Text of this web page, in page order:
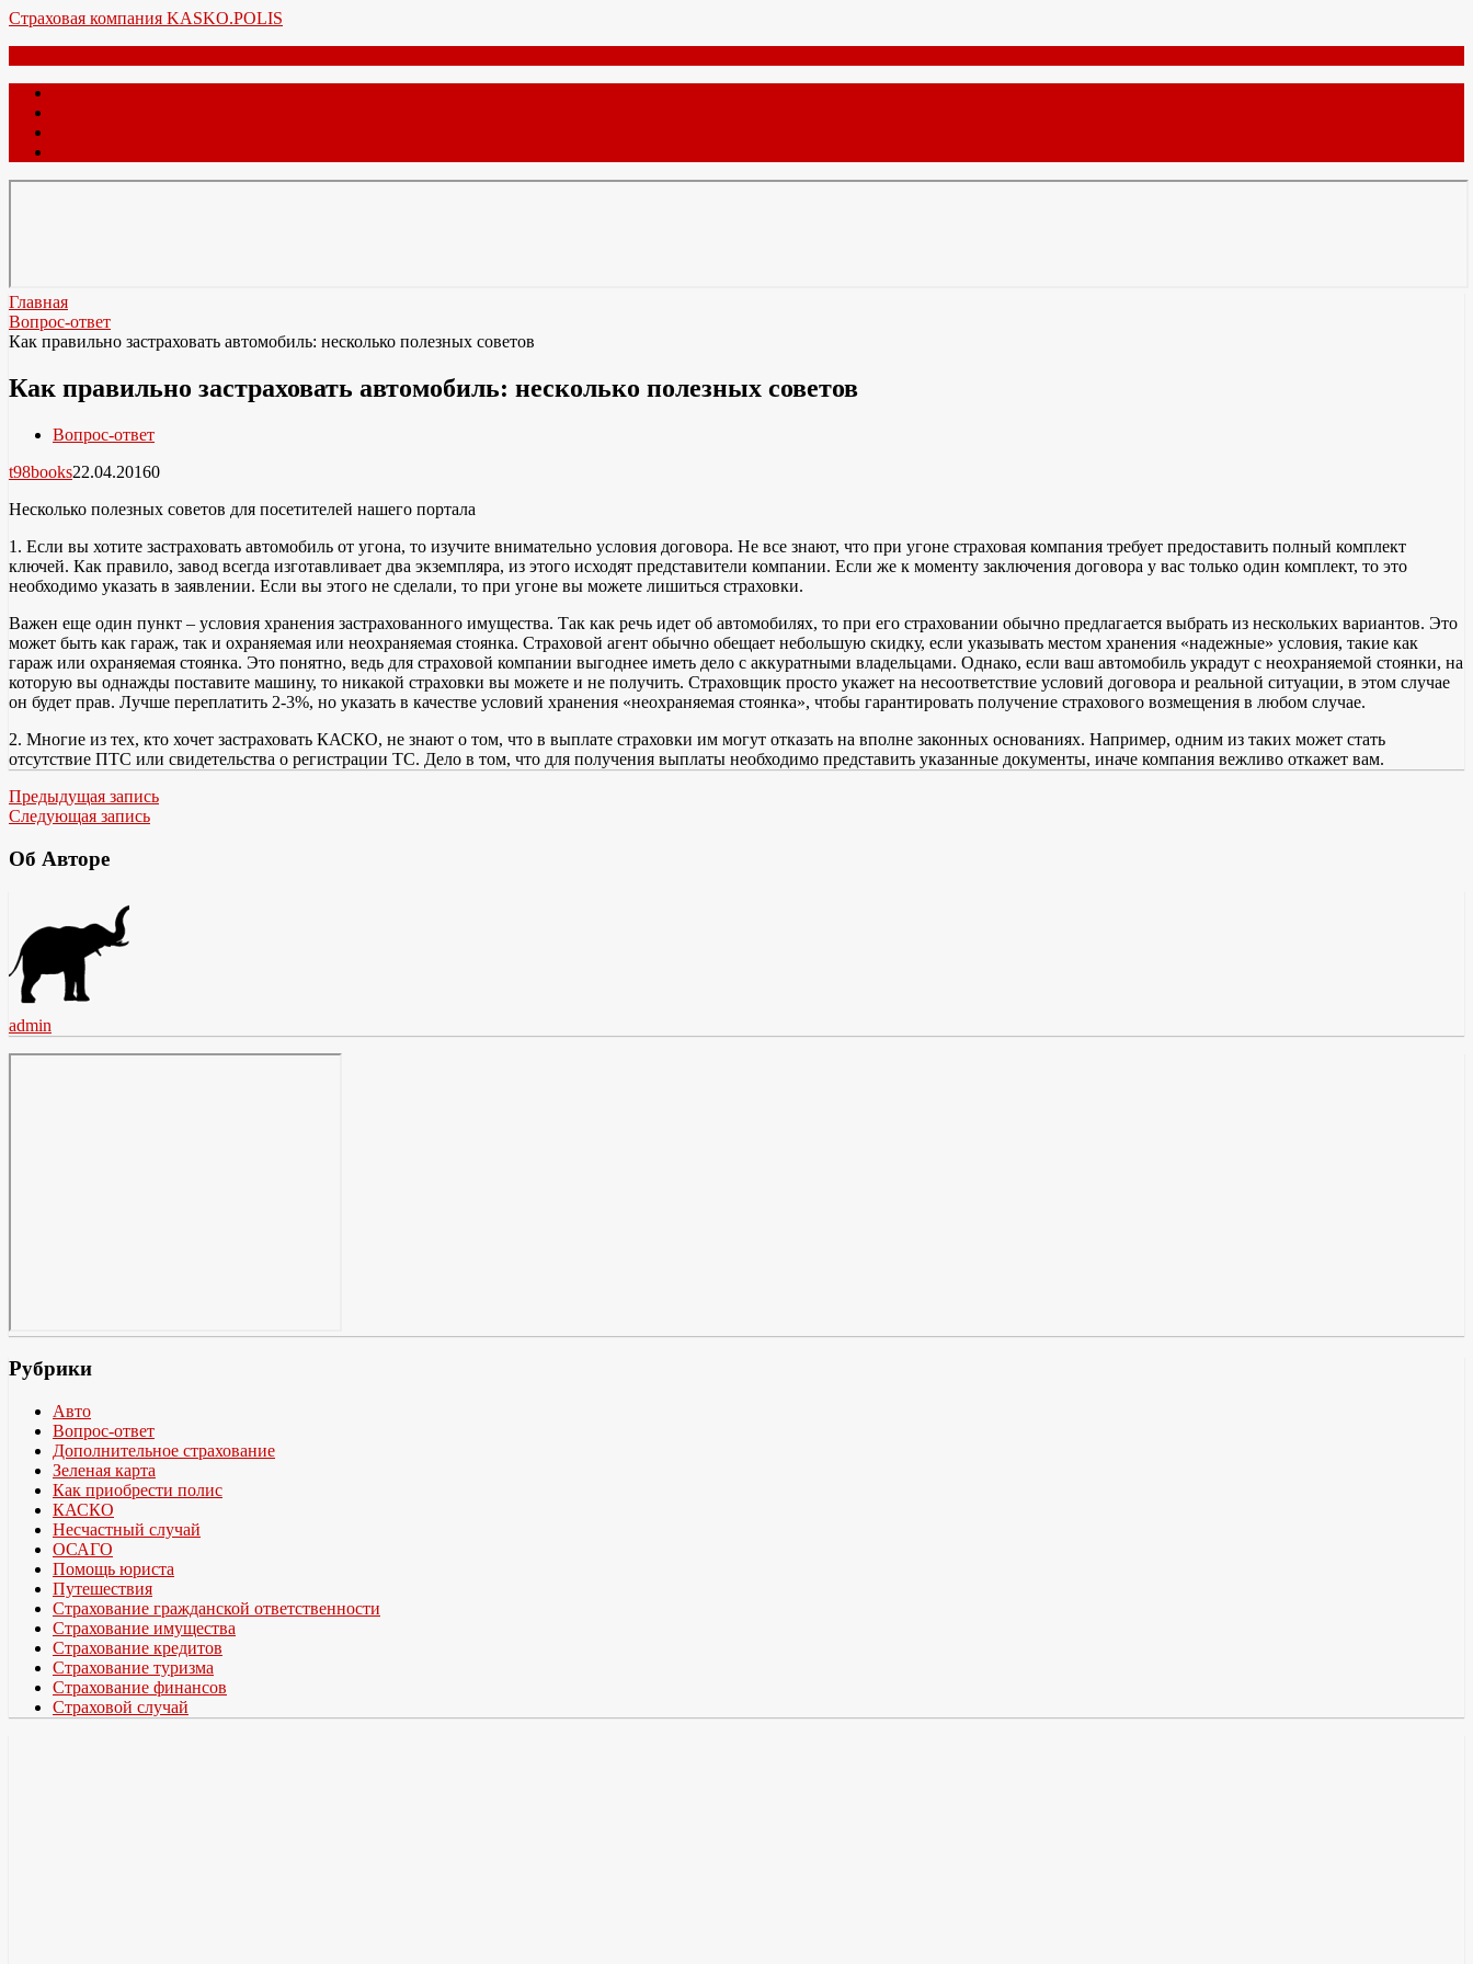
Перейти
Страховая компания KASKO.POLIS
Главная
Вопрос-ответ
Как правильно застраховать автомобиль: несколько полезных советов
Как правильно застраховать автомобиль: несколько полезных советов
Вопрос-ответ
t98books22.04.20160
Несколько полезных советов для посетителей нашего портала
1. Если вы хотите застраховать автомобиль от угона, то изучите внимательно условия договора. Не все знают, что при угоне страховая компания требует предоставить полный комплект
ключей. Как правило, завод всегда изготавливает два экземпляра, из этого исходят представители компании. Если же к моменту заключения договора у вас только один комплект, то это
необходимо указать в заявлении. Если вы этого не сделали, то при угоне вы можете лишиться страховки.
Важен еще один пункт – условия хранения застрахованного имущества. Так как речь идет об автомобилях, то при его страховании обычно предлагается выбрать из нескольких вариантов. Это
может быть как гараж, так и охраняемая или неохраняемая стоянка. Страховой агент обычно обещает небольшую скидку, если указывать местом хранения «надежные» условия, такие как
гараж или охраняемая стоянка. Это понятно, ведь для страховой компании выгоднее иметь дело с аккуратными владельцами. Однако, если ваш автомобиль украдут с неохраняемой стоянки, на
которую вы однажды поставите машину, то никакой страховки вы можете и не получить. Страховщик просто укажет на несоответствие условий договора и реальной ситуации, в этом случае
он будет прав. Лучше переплатить 2-3%, но указать в качестве условий хранения «неохраняемая стоянка», чтобы гарантировать получение страхового возмещения в любом случае.
2. Многие из тех, кто хочет застраховать КАСКО, не знают о том, что в выплате страховки им могут отказать на вполне законных основаниях. Например, одним из таких может стать
отсутствие ПТС или свидетельства о регистрации ТС. Дело в том, что для получения выплаты необходимо представить указанные документы, иначе компания вежливо откажет вам.
Предыдущая запись
Следующая запись
Об Авторе
admin
Рубрики
Авто
Вопрос-ответ
Дополнительное страхование
Зеленая карта
Как приобрести полис
КАСКО
Несчастный случай
ОСАГО
Помощь юриста
Путешествия
Страхование гражданской ответственности
Страхование имущества
Страхование кредитов
Страхование туризма
Страхование финансов
Страховой случай